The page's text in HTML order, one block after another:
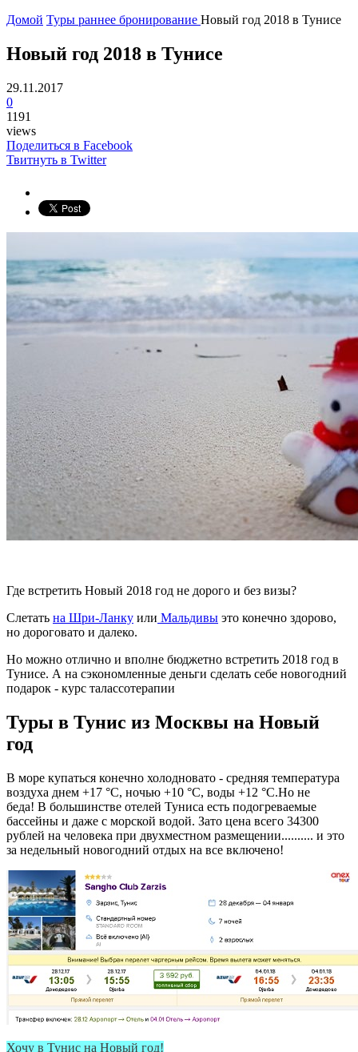
Домой Туры раннее бронирование Новый год 2018 в Тунисе
Новый год 2018 в Тунисе
29.11.2017
0
1191
views
Поделиться в Facebook
Твитнуть в Twitter
Где встретить Новый 2018 год не дорого и без визы?
Слетать на Шри-Ланку или Мальдивы это конечно здорово,
но дороговато и далеко.
Но можно отлично и вполне бюджетно встретить 2018 год в
Тунисе. А на сэкономленные деньги сделать себе новогодний
подарок - курс талассотерапии
Туры в Тунис из Москвы на Новый
год
В море купаться конечно холодновато - средняя температура
воздуха днем +17 °C, ночью +10 °C, воды +12 °C.Но не
беда! В большинстве отелей Туниса есть подогреваемые
бассейны и даже с морской водой. Зато цена всего 34300
рублей на человека при двухместном размещении.......... и это
за недельный новогодний отдых на все включено!
Хочу в Тунис на Новый год!